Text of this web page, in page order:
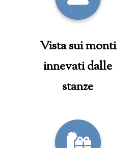
Vista sui monti
innevati dalle
stanze